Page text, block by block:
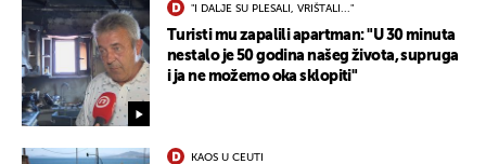
"I DALJE SU PLESALI, VRIŠTALI..."
Turisti mu zapalili apartman: "U 30 minuta
nestalo je 50 godina našeg života, supruga
i ja ne možemo oka sklopiti"
KAOS U CEUTI